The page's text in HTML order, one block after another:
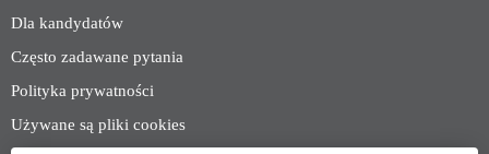
Dla kandydatów
Często zadawane pytania
Polityka prywatności
Używane są pliki cookies